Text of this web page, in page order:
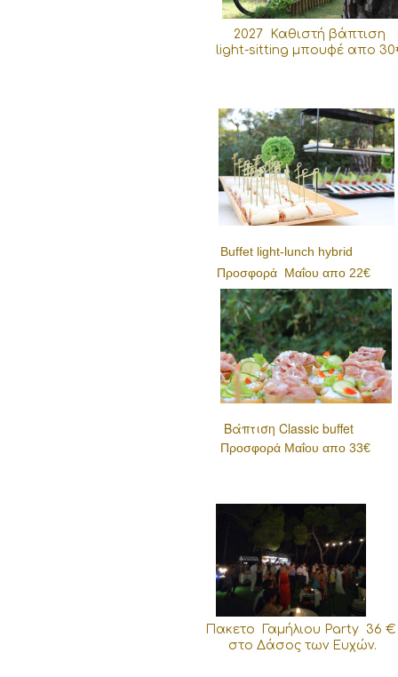
2027 Καθιστή βάπτιση
light-sitting μπουφέ απο
Buffet light-lunch hybrid
Προσφορά Μαΐου απο 22€
Βάπτιση Classic buffet
Προσφορά Μαΐου απο 33€
Πακετο Γαμήλιου Party 36
στο Δάσος των Ευχών.